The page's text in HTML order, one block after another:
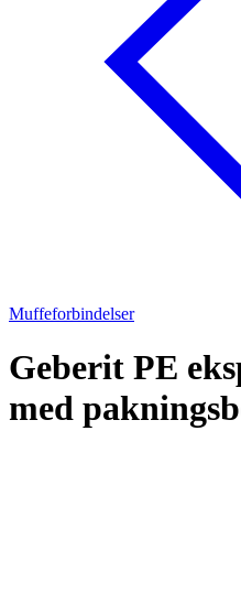
Muffeforbindelser
Geberit PE
med